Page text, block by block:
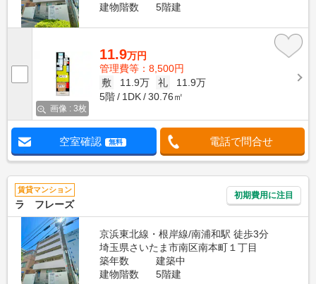
建物階数
5階建
画像 : 3枚
11.9万円
管理費等：8,500円
敷
11.9万 礼
11.9万
5階
1DK 30.76㎡
空室確認 無料 電話で問合せ
賃貸マンション
ラ フレーズ
初期費用に注目
京浜東北線・根岸線/南浦和駅 徒歩3分
埼玉県さいたま市南区南本町１丁目
築年数
建築中
建物階数
5階建